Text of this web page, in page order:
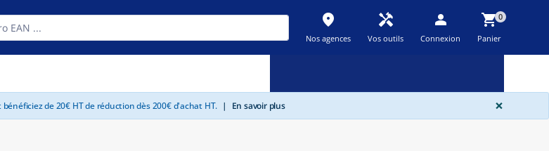
place
Nos agences
handyman
Vos outils
person
Connexion
shopping_cart0
Panier
de 20€ HT de réduction dès 200€ d'achat HT. | En savoir plus ×